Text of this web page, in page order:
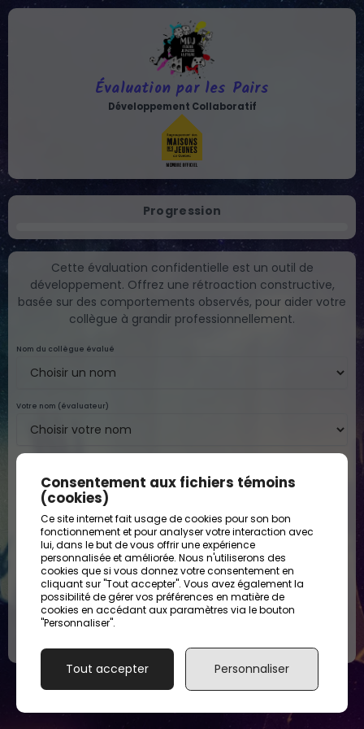
Évaluation par les Pairs
Développement Collaboratif
Progression
Cette évaluation confidentielle est un outil de
développement. Offrez une rétroaction constructive,
basée sur des comportements observés, pour aider votre
collègue à grandir professionnellement.
Nom du collègue évalué
Votre nom (évaluateur)
Rétroaction sur la Période Écoulée
1. Contribution à l'équipe et à la mission
Évaluation des Compétences Observées
Évaluez les compétences de votre collègue en vous basant sur des comportements
concrets et observables.
Domaine : Intervention auprès des jeunes
1. Établir une
relation de
confiance et des
1 2 3 4
2. Assurer la
développement
3 4
Pistes de Développement et Collaboration
1. Forces et contributions uniques
Imprimer / PDF
Consentement aux fichiers témoins
(cookies)
Ce site internet fait usage de cookies pour son bon
fonctionnement et pour analyser votre interaction avec
lui, dans le but de vous offrir une expérience
personnalisée et améliorée. Nous n'utiliserons des
cookies que si vous donnez votre consentement en
cliquant sur "Tout accepter". Vous avez également la
possibilité de gérer vos préférences en matière de
cookies en accédant aux paramètres via le bouton
"Personnaliser".
Tout accepter Personnaliser